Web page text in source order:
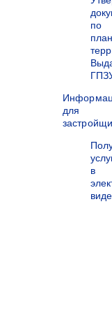
по
для
в
виде